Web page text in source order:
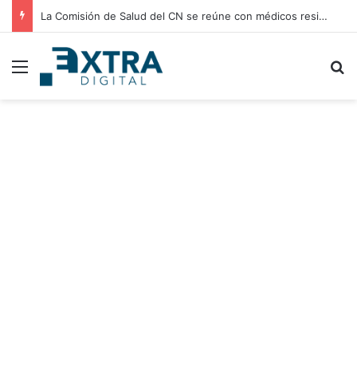
La Comisión de Salud del CN se reúne con médicos residentes para evaluar el incremento de su salario beca
Menu